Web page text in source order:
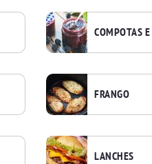
COMPOTAS
FRANGO
LANCHES